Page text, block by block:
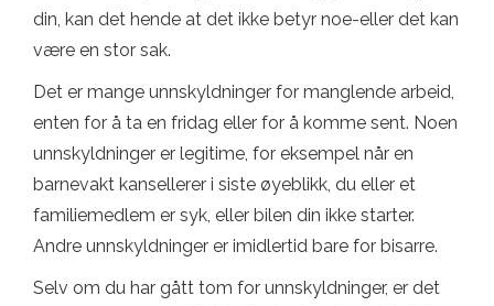
din, kan det hende at det ikke betyr noe-eller det kan
være en stor sak.
Det er mange unnskyldninger for manglende arbeid,
enten for å ta en fridag eller for å komme sent. Noen
unnskyldninger er legitime, for eksempel når en
barnevakt kansellerer i siste øyeblikk, du eller et
familiemedlem er syk, eller bilen din ikke starter.
Andre unnskyldninger er imidlertid bare for bisarre.
Selv om du har gått tom for unnskyldninger, er det